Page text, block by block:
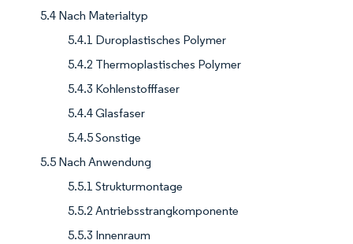
5.4 Nach Materialtyp
5.4.1 Duroplastisches Polymer
5.4.2 Thermoplastisches Polymer
5.4.3 Kohlenstofffaser
5.4.4 Glasfaser
5.4.5 Sonstige
5.5 Nach Anwendung
5.5.1 Strukturmontage
5.5.2 Antriebsstrangkomponente
5.5.3 Innenraum